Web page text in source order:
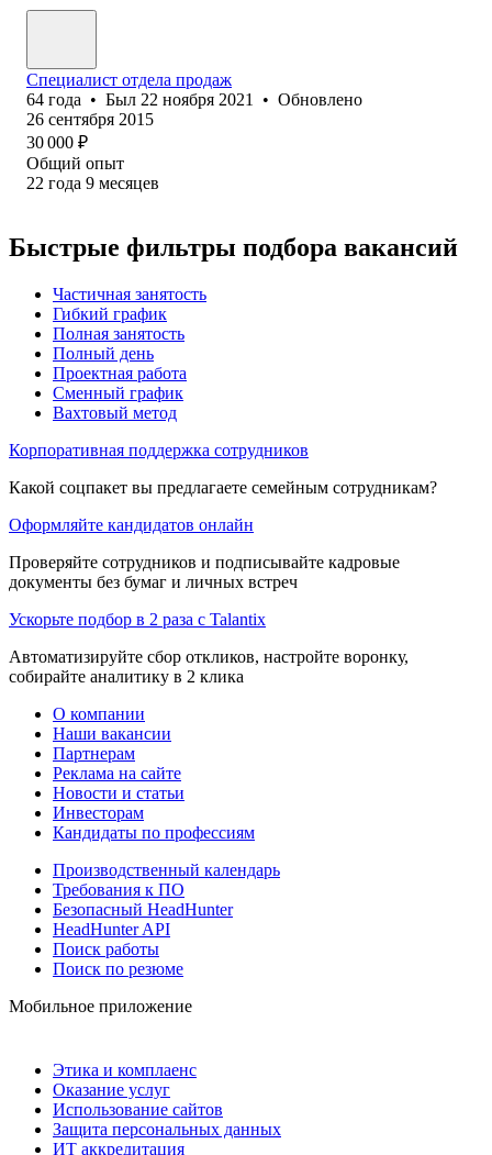
Специалист отдела продаж
64 года • Был 22 ноября 2021 • Обновлено
26 сентября 2015
30 000 ₽
Общий опыт
22 года 9 месяцев
Быстрые фильтры подбора вакансий
Частичная занятость
Гибкий график
Полная занятость
Полный день
Проектная работа
Сменный график
Вахтовый метод
Корпоративная поддержка сотрудников
Какой соцпакет вы предлагаете семейным сотрудникам?
Оформляйте кандидатов онлайн
Проверяйте сотрудников и подписывайте кадровые
документы без бумаг и личных встреч
Ускорьте подбор в 2 раза с Talantix
Автоматизируйте сбор откликов, настройте воронку,
собирайте аналитику в 2 клика
О компании
Наши вакансии
Партнерам
Реклама на сайте
Новости и статьи
Инвесторам
Кандидаты по профессиям
Производственный календарь
Требования к ПО
Безопасный HeadHunter
HeadHunter API
Поиск работы
Поиск по резюме
Мобильное приложение
Этика и комплаенс
Оказание услуг
Использование сайтов
Защита персональных данных
ИТ аккредитация